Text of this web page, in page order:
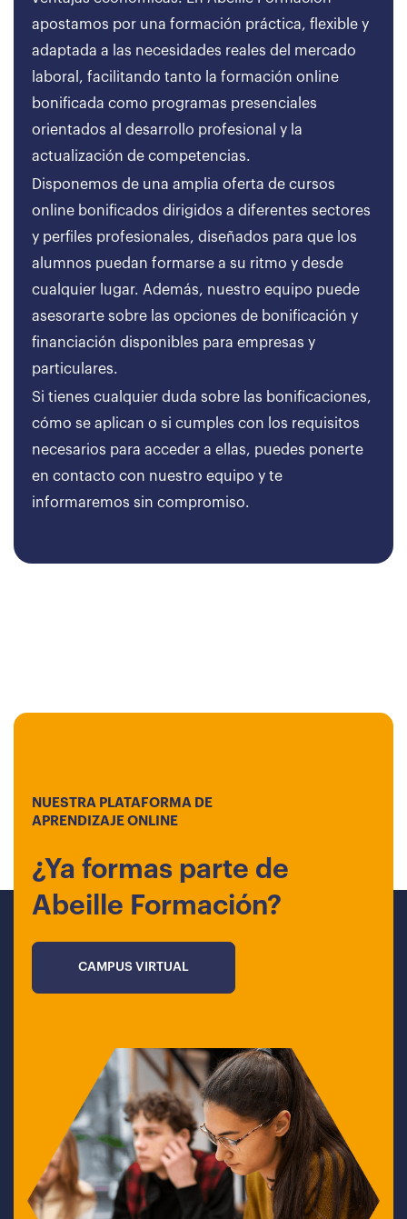
apostamos por una formación práctica, flexible y
adaptada a las necesidades reales del mercado
laboral, facilitando tanto la formación online
bonificada como programas presenciales
orientados al desarrollo profesional y la
actualización de competencias.
Disponemos de una amplia oferta de cursos
online bonificados dirigidos a diferentes sectores
y perfiles profesionales, diseñados para que los
alumnos puedan formarse a su ritmo y desde
cualquier lugar. Además, nuestro equipo puede
asesorarte sobre las opciones de bonificación y
financiación disponibles para empresas y
particulares.
Si tienes cualquier duda sobre las bonificaciones,
cómo se aplican o si cumples con los requisitos
necesarios para acceder a ellas, puedes ponerte
en contacto con nuestro equipo y te
informaremos sin compromiso.
NUESTRA PLATAFORMA DE
APRENDIZAJE ONLINE
¿Ya formas parte de
Abeille Formación?
CAMPUS VIRTUAL